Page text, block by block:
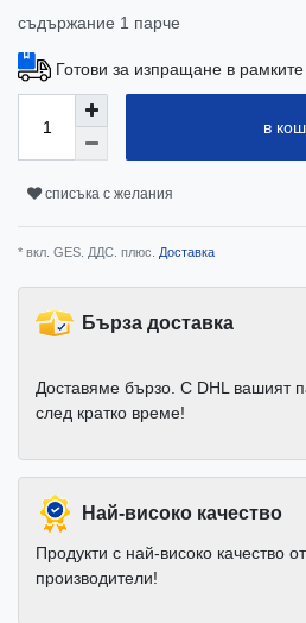
съдържание 1 парче
Готови за изпращане в
в
списъка с желания
* вкл. GES. ДДС. плюс. Доставка
Бърза доставка
Доставяме бързо. С DHL вашият
след кратко време!
Най-високо качество
Продукти с най-високо качество
производители!